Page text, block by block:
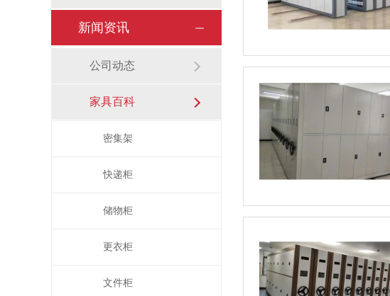
新闻资讯
公司动态
家具百科
密集架
快递柜
储物柜
更衣柜
文件柜